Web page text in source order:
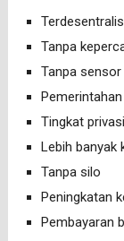
Tanpa
Tanpa sensor
Tingkat
Lebih banyak
Tanpa silo
Peningkatan
Pembayaran